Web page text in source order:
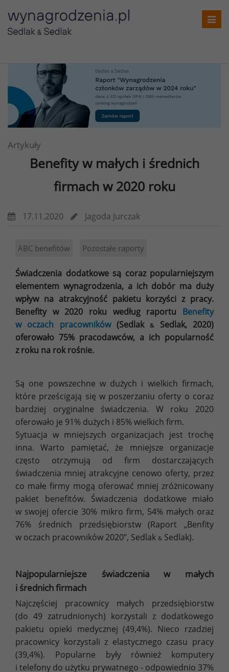
Artykuły
Benefity w małych i średnich
firmach w 2020 roku
17.11.2020 Jagoda Jurczak
ABC benefitów Pozostałe raporty
Świadczenia dodatkowe są coraz popularniejszym
elementem wynagrodzenia, a ich dobór ma duży
wpływ na atrakcyjność pakietu korzyści z pracy.
Benefity w 2020 roku według raportu Benefity
w oczach pracowników(Sedlak&Sedlak, 2020)
oferowało 75% pracodawców, a ich popularność
z roku na rok rośnie.
Są one powszechne w dużych i wielkich firmach,
które prześcigają się w poszerzaniu oferty o coraz
bardziej oryginalne świadczenia. W roku 2020
oferowało je 91% dużych i 85% wielkich firm.
Sytuacja w mniejszych organizacjach jest trochę
inna. Warto pamiętać, że mniejsze organizacje
często otrzymują od firm dostarczających
świadczenia mniej atrakcyjne cenowo oferty, przez
co małe firmy mogą oferować mniej zróżnicowany
pakiet benefitów. Świadczenia dodatkowe miało
w swojej ofercie 30% mikro firm, 54% małych oraz
76% średnich przedsiębiorstw (Raport „Benfity
w oczach pracowników 2020”, Sedlak & Sedlak).
Najpopularniejsze świadczenia w małych
i średnich firmach
Najczęściej pracownicy małych przedsiębiorstw
(do 49 zatrudnionych) korzystali z dodatkowego
pakietu opieki medycznej (49,4%). Nieco rzadziej
pracownicy korzystali z elastycznego czasu pracy
(39,4%). Popularne były również komputery
i telefony do użytku prywatnego - odpowiednio 37%